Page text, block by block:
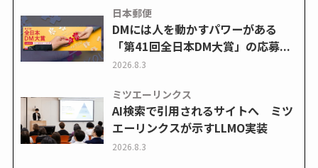
日本郵便
DMには人を動かすパワーがある
「第41回全日本DM大賞」の応募...
2026.8.3
ミツエーリンクス
AI検索で引用されるサイトへ ミツ
エーリンクスが示すLLMO実装
2026.8.3